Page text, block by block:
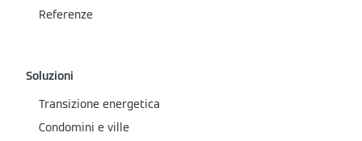
Referenze
Soluzioni
Transizione energetica
Condomini e ville